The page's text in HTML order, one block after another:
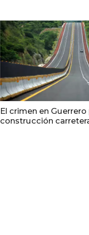
El crimen en Guerrero
construcción